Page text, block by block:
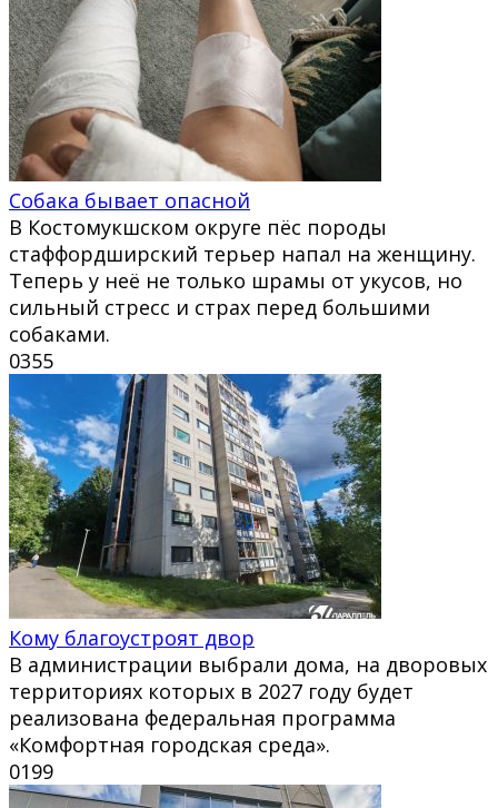
Собака бывает опасной
В Костомукшском округе пёс породы
стаффордширский терьер напал на женщину.
Теперь у неё не только шрамы от укусов, но
сильный стресс и страх перед большими
собаками.
0355
Кому благоустроят двор
В администрации выбрали дома, на дворовых
территориях которых в 2027 году будет
реализована федеральная программа
«Комфортная городская среда».
0199